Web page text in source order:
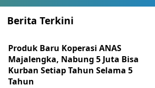
Berita Terkini
Produk Baru Koperasi ANAS
Majalengka, Nabung 5 Juta Bisa
Kurban Setiap Tahun Selama 5
Tahun